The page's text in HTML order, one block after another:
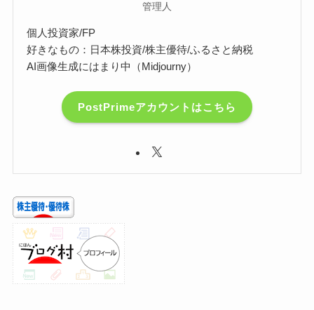
管理人
個人投資家/FP
好きなもの：日本株投資/株主優待/ふるさと納税
AI画像生成にはまり中（Midjourny）
PostPrimeアカウントはこちら